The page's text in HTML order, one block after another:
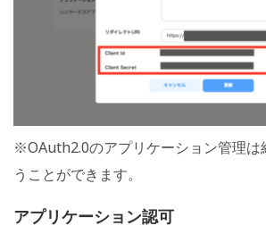
※OAuth2.0のアプリケーション管理は
うことができます。
アプリケーション認可